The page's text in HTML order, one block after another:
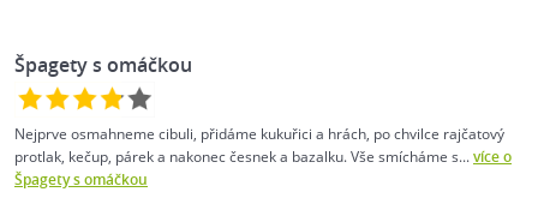
Špagety s omáčkou
Nejprve osmahneme cibuli, přidáme kukuřici a hrách, po chvilce rajčatový
protlak, kečup, párek a nakonec česnek a bazalku. Vše smícháme s...více o
Špagety s omáčkou